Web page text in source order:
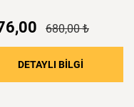
Toprakları İslam
680,00 ₺
DETAYLI BİLGİ